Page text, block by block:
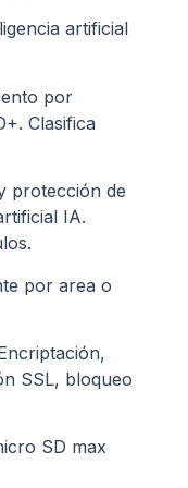
artificial
por
Clasifica
protección de
IA.
por area o
SSL, bloqueo
SD max